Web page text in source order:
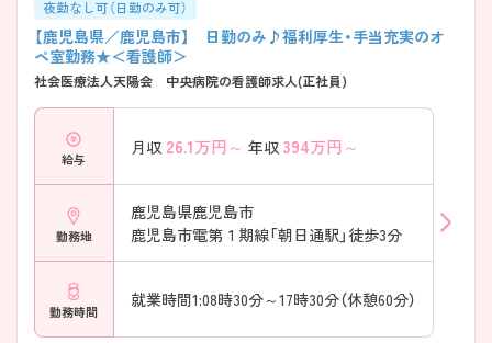
夜勤なし可（日勤のみ可）
【鹿児島県／鹿児島市】 日勤のみ♪福利厚生・手当充実のオ
ペ室勤務★＜看護師＞
社会医療法人天陽会 中央病院の看護師求人(正社員)
給与
月収 26.1万円～ 年収 394万円～
勤務地
鹿児島県鹿児島市
鹿児島市電第１期線「朝日通駅」徒歩3分
勤務時間
就業時間1:08時30分～17時30分（休憩60分）